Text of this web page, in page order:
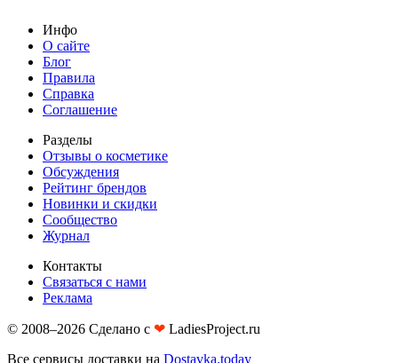
Инфо
О сайте
Блог
Правила
Справка
Соглашение
Разделы
Отзывы о косметике
Обсуждения
Рейтинг брендов
Новинки и скидки
Сообщество
Журнал
Контакты
Связаться с нами
Реклама
© 2008–2026 Сделано с ❤︎ LadiesProject.ru
Все сервисы доставки на Dostavka.today